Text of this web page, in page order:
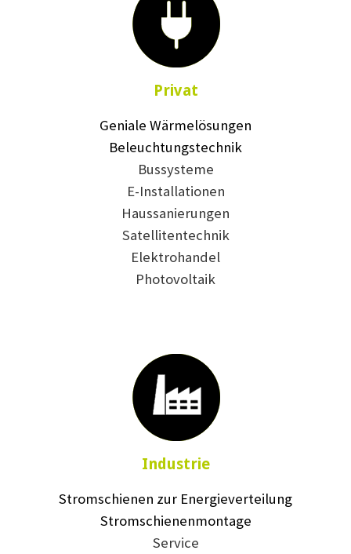
Privat
Geniale Wärmelösungen
Beleuchtungstechnik
Bussysteme
E-Installationen
Haussanierungen
Satellitentechnik
Elektrohandel
Photovoltaik
Industrie
Stromschienen zur Energieverteilung
Stromschienenmontage
Service